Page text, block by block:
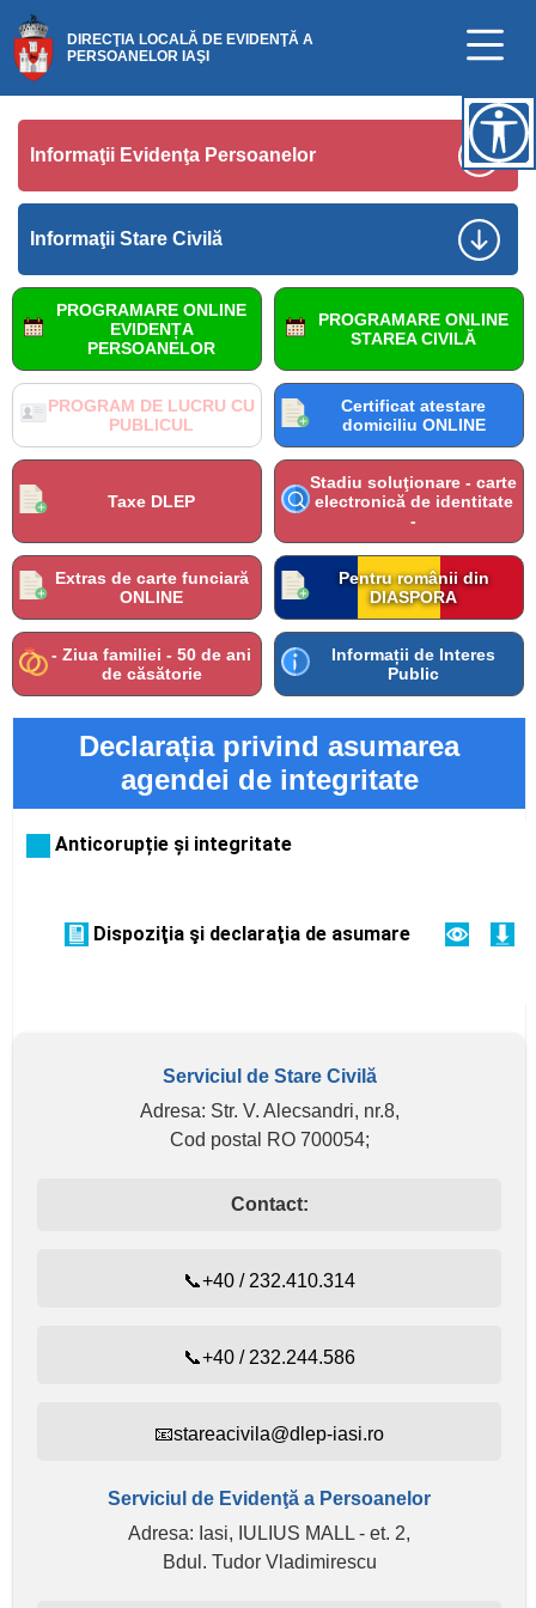
DIRECŢIA LOCALĂ DE EVIDENŢĂ A
PERSOANELOR IAŞI
Informaţii Evidenţa Persoanelor
Informaţii Stare Civilă
PROGRAM DE LUCRU CU
PUBLICUL
PROGRAMARE ONLINE
EVIDENȚA
PERSOANELOR
PROGRAMARE ONLINE
STAREA CIVILĂ
Certificat atestare
domiciliu ONLINE
Taxe DLEP
Stadiu soluţionare - carte
electronică de identitate
-
Extras de carte funciară
ONLINE
Pentru românii din
DIASPORA
- Ziua familiei - 50 de ani
de căsătorie
Informații de Interes
Public
Declarația privind asumarea
agendei de integritate
Anticorupție și integritate
Dispoziţia şi declaraţia de asumare
Serviciul de Stare Civilă
Adresa: Str. V. Alecsandri, nr.8,
Cod postal RO 700054;
Contact:
📞+40 / 232.410.314
📞+40 / 232.244.586
📧stareacivila@dlep-iasi.ro
Serviciul de Evidenţă a Persoanelor
Adresa: Iasi, IULIUS MALL - et. 2,
Bdul. Tudor Vladimirescu